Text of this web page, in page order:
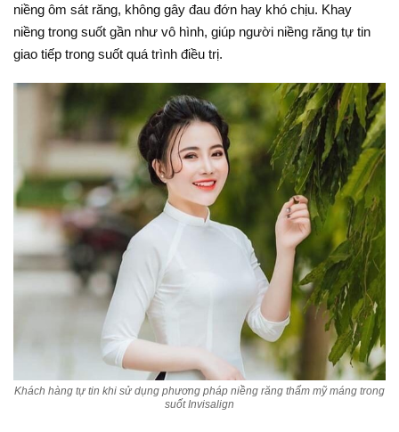
niềng ôm sát răng, không gây đau đớn hay khó chịu. Khay
niềng trong suốt gần như vô hình, giúp người niềng răng tự tin
giao tiếp trong suốt quá trình điều trị.
Khách hàng tự tin khi sử dụng phương pháp niềng răng thẩm mỹ máng trong
suốt Invisalign